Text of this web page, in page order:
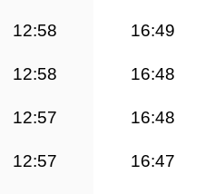
12:58 16:49
12:58 16:48
12:57 16:48
12:57 16:47